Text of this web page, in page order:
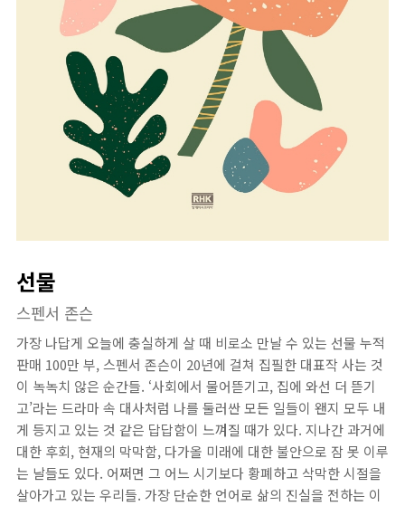
선물
스펜서 존슨
가장 나답게 오늘에 충실하게 살 때 비로소 만날 수 있는 선물 누적
판매 100만 부, 스펜서 존슨이 20년에 걸쳐 집필한 대표작 사는 것
이 녹녹치 않은 순간들. ‘사회에서 물어뜯기고, 집에 와선 더 뜯기
고’라는 드라마 속 대사처럼 나를 둘러싼 모든 일들이 왠지 모두 내
게 등지고 있는 것 같은 답답함이 느껴질 때가 있다. 지나간 과거에
대한 후회, 현재의 막막함, 다가올 미래에 대한 불안으로 잠 못 이루
는 날들도 있다. 어쩌면 그 어느 시기보다 황폐하고 삭막한 시절을
살아가고 있는 우리들. 가장 단순한 언어로 삶의 진실을 전하는 이